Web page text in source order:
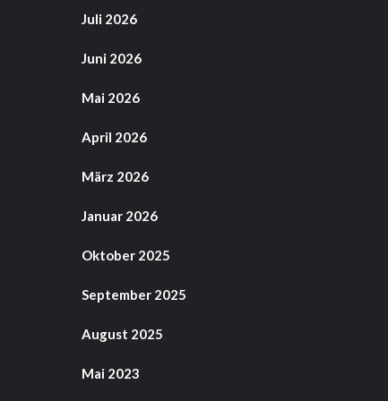
Juli 2026
Juni 2026
Mai 2026
April 2026
März 2026
Januar 2026
Oktober 2025
September 2025
August 2025
Mai 2023